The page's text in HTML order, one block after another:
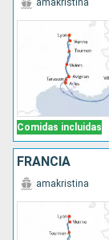
Comidas incluidas
amakristina
FRANCIA
amakristina